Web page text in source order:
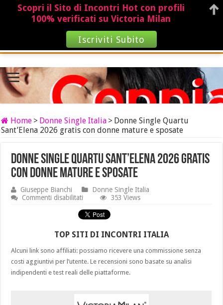
Home > Donne Single Italia > Donne Single Quartu
Sant’Elena 2026 gratis con donne mature e sposate
Donne Single Quartu Sant’Elena 2026 gratis
con donne mature e sposate
Giuseppe Bianchi
Donne Single Italia
Commenti disabilitati
Single
Quartu
2026
con
donne
mature
e
353 Views
TOP SITI DI INCONTRI ITALIA
Alcuni link sono affiliati: possiamo ricevere una commissione senza
costi aggiuntivi per l’utente. Le recensioni sono basate su analisi
indipendenti e test reali delle piattaforme.
Scopri il Sito di Incontri Hot con profili
100% verificati su Victoria Milan
Iscriviti Subito